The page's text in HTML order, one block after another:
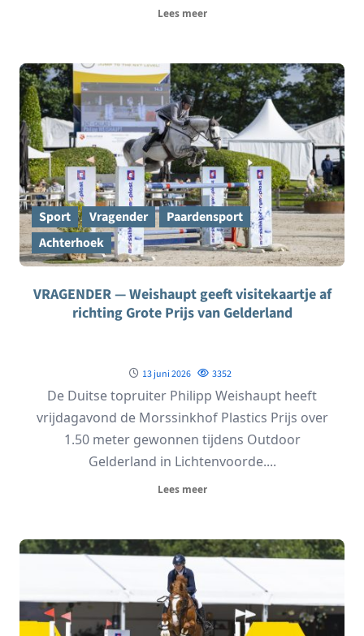
Lees meer
Sport Vragender
Paardensport
Achterhoek
VRAGENDER — Weishaupt geeft visitekaartje af
richting Grote Prijs van Gelderland
13 juni 2026 3352
De Duitse topruiter Philipp Weishaupt heeft
vrijdagavond de Morssinkhof Plastics Prijs over
1.50 meter gewonnen tijdens Outdoor
Gelderland in Lichtenvoorde....
Lees meer